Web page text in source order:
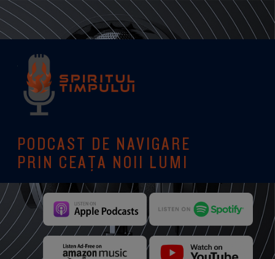
PODCAST DE NAVIGARE
PRIN CEAȚA NOII LUMI